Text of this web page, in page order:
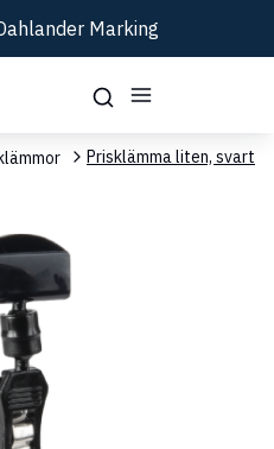
Marking
Prisklämma liten, svart